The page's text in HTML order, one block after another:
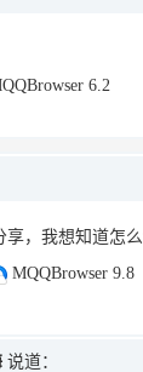
6.2
，我想知道怎
MQQBrowser 9.8
说道：